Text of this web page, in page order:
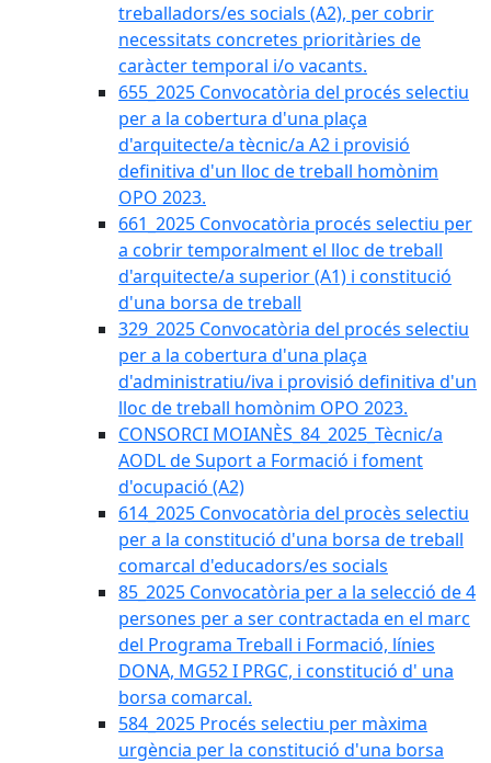
treballadors/es socials (A2), per cobrir
necessitats concretes prioritàries de
caràcter temporal i/o vacants.
655_2025 Convocatòria del procés selectiu
per a la cobertura d'una plaça
d'arquitecte/a tècnic/a A2 i provisió
definitiva d'un lloc de treball homònim
OPO 2023.
661_2025 Convocatòria procés selectiu per
a cobrir temporalment el lloc de treball
d'arquitecte/a superior (A1) i constitució
d'una borsa de treball
329_2025 Convocatòria del procés selectiu
per a la cobertura d'una plaça
d'administratiu/iva i provisió definitiva d'un
lloc de treball homònim OPO 2023.
CONSORCI MOIANÈS_84_2025_Tècnic/a
AODL de Suport a Formació i foment
d'ocupació (A2)
614_2025 Convocatòria del procès selectiu
per a la constitució d'una borsa de treball
comarcal d'educadors/es socials
85_2025 Convocatòria per a la selecció de 4
persones per a ser contractada en el marc
del Programa Treball i Formació, línies
DONA, MG52 I PRGC, i constitució d' una
borsa comarcal.
584_2025 Procés selectiu per màxima
urgència per la constitució d'una borsa